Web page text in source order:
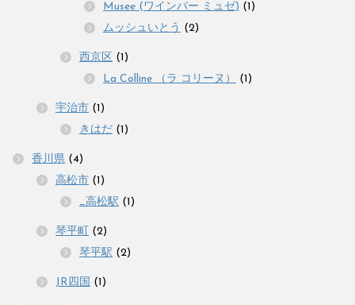
Musee (ワインバー ミュゼ) (1)
ムッシュいとう (2)
西京区 (1)
La Colline （ラ コリーヌ）
(1)
宇治市 (1)
きはだ (1)
香川県 (4)
高松市 (1)
_高松駅 (1)
琴平町 (2)
琴平駅 (2)
JR四国 (1)